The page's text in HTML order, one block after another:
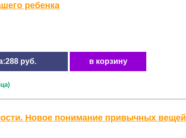
ребенка
руб. в корзину
Новое понимание привычных вещей